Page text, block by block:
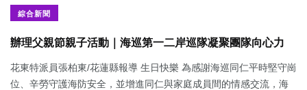
綜合新聞
辦理父親節親子活動｜海巡第一二岸巡隊凝聚團隊向心力
花東特派員張柏東/花蓮縣報導 生日快樂 為感謝海巡同仁平時堅守崗
位、辛勞守護海防安全，並增進同仁與家庭成員間的情感交流，海